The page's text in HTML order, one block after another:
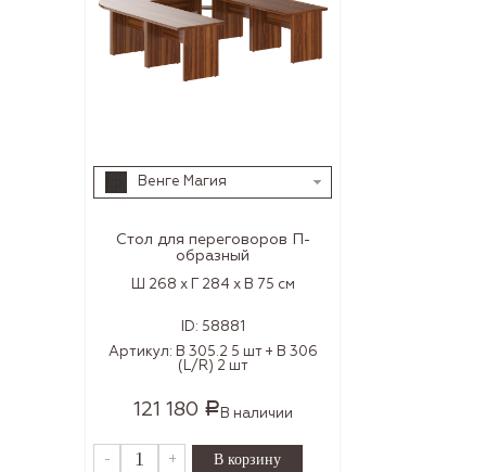
Венге Магия
Стол для переговоров П-
образный
Ш 268 x Г 284 x В 75 см
ID: 58881
Артикул: В 305.2 5 шт + В 306
(L/R) 2 шт
121 180 Р В наличии
- +